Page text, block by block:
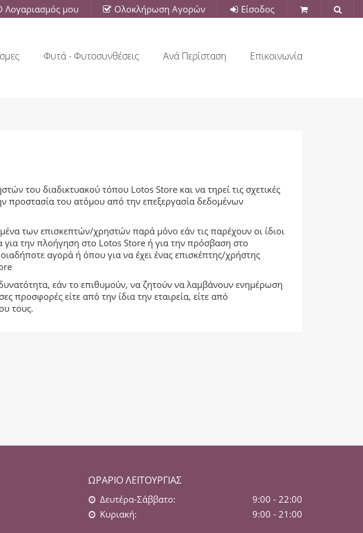
Λογαριασμός μου Ολοκλήρωση Αγορών Είσοδος
Φυτά - Φυτοσυνθέσεις Ανά Περίσταση Επικοινωνία
του διαδικτυακού τόπου Lotos Store και να τηρεί τις σχετικές
προστασία του ατόμου από την επεξεργασία δεδομένων
των επισκεπτών/χρηστών παρά μόνο εάν τις παρέχουν οι ίδιοι
για την πλοήγηση στο Lotos Store ή για την πρόσβαση στο
αγορά ή όπου για να έχει ένας επισκέπτης/χρήστης
εάν το επιθυμούν, να ζητούν να λαμβάνουν ενημέρωση
προσφορές είτε από την ίδια την εταιρεία, είτε από
τους.
ΩΡΆΡΙΟ ΛΕΙΤΟΥΡΓΊΑΣ
Δευτέρα-Σάββατο:
9:00 - 22:00
Κυριακή:
9:00 - 21:00